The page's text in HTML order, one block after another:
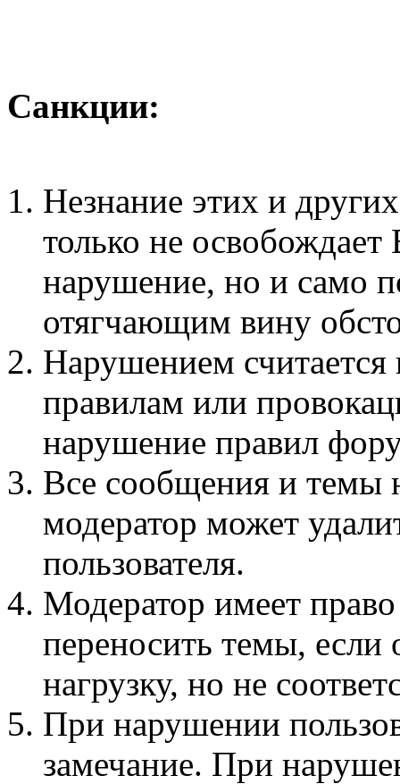
Санкции:
Незнание этих и
только не освобождает
нарушение, но и само
отягчающим вину
Нарушением считается
правилам или
нарушение правил
Все сообщения и темы
модератор может
пользователя.
Модератор имеет
переносить темы,
нагрузку, но не
При нарушении
замечание. При